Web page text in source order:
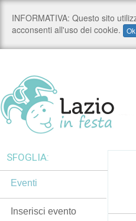
SFOGLIA:
Eventi
Inserisci evento